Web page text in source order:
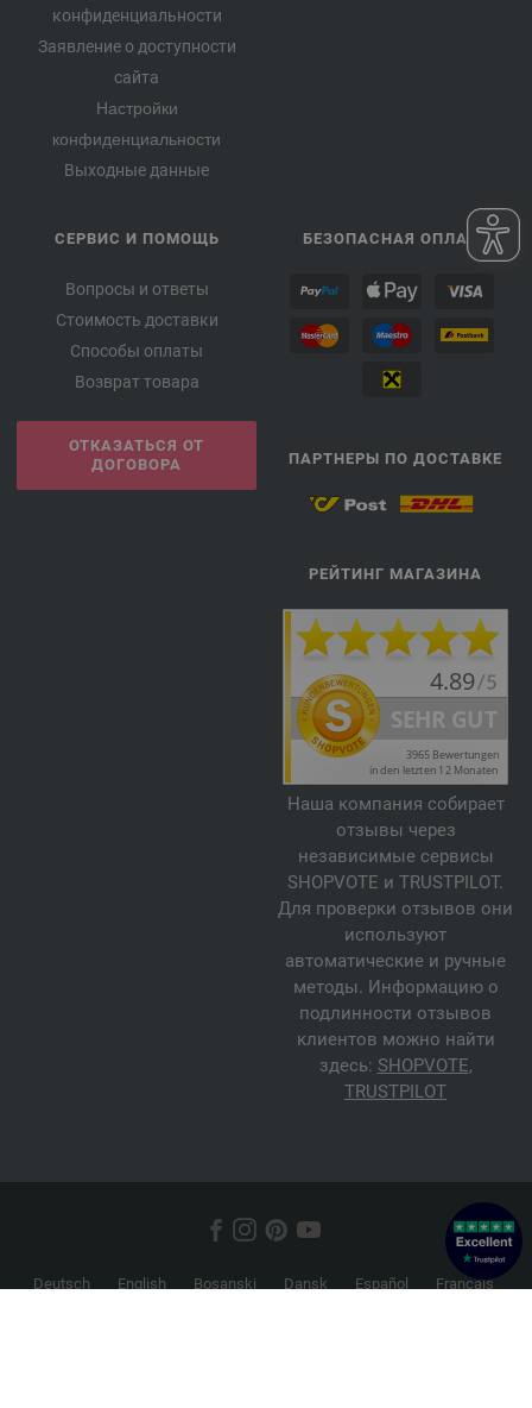
конфиденциальности
Заявление о доступности
сайта
Настройки
конфиденциальности
Выходные данные
СЕРВИС И ПОМОЩЬ
Вопросы и ответы
Стоимость доставки
Способы оплаты
Возврат товара
ОТКАЗАТЬСЯ ОТ
ДОГОВОРА
БЕЗОПАСНАЯ ОПЛАТА
ПАРТНЕРЫ ПО ДОСТАВКЕ
РЕЙТИНГ МАГАЗИНА
Наша компания собирает
отзывы через
независимые сервисы
SHOPVOTE и TRUSTPILOT.
Для проверки отзывов они
используют
автоматические и ручные
методы. Информацию о
подлинности отзывов
клиентов можно найти
здесь: SHOPVOTE,
TRUSTPILOT
Deutsch English Bosanski Dansk Español
Français